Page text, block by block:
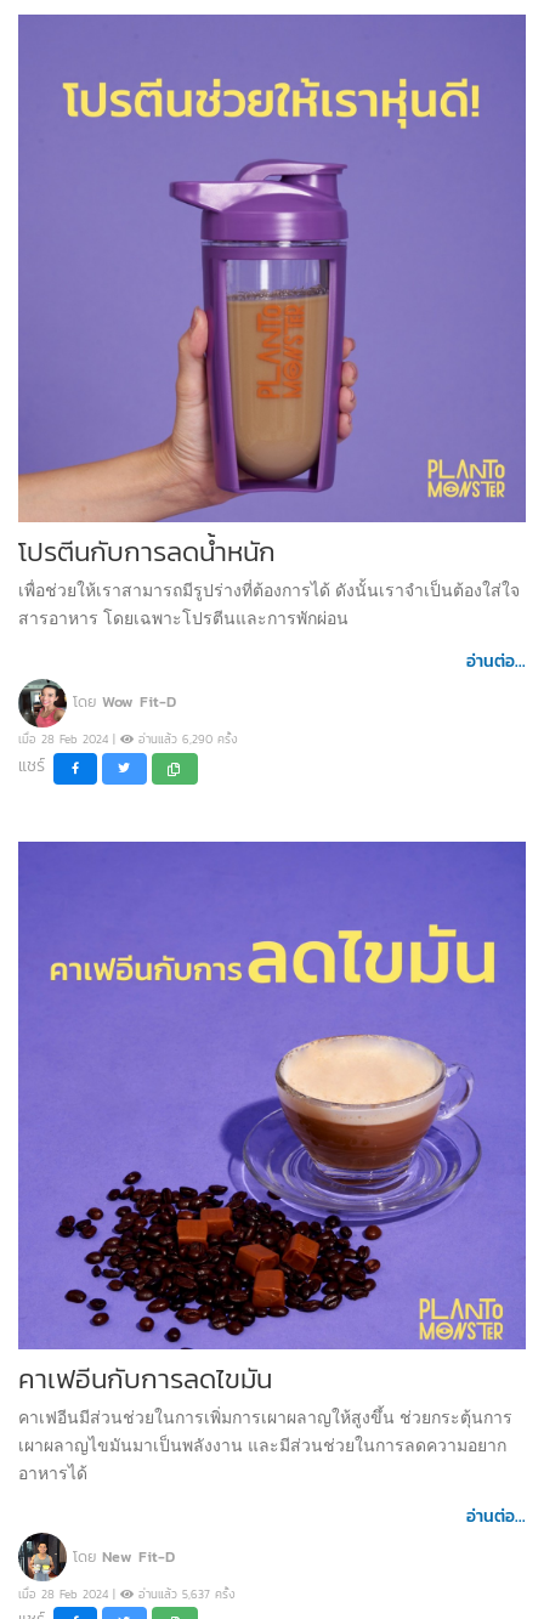
โปรตีนกับการลดน้ำหนัก
เพื่อช่วยให้เราสามารถมีรูปร่างที่ต้องการได้ ดังนั้นเราจำเป็นต้องใส่ใจ
สารอาหาร โดยเฉพาะโปรตีนและการพักผ่อน
อ่านต่อ...
โดย Wow Fit-D
เมื่อ 28 Feb 2024 | อ่านแล้ว 6,290 ครั้ง
แชร์
คาเฟอีนกับการลดไขมัน
คาเฟอีนมีส่วนช่วยในการเพิ่มการเผาผลาญให้สูงขึ้น ช่วยกระตุ้นการ
เผาผลาญไขมันมาเป็นพลังงาน และมีส่วนช่วยในการลดความอยาก
อาหารได้
อ่านต่อ...
โดย New Fit-D
เมื่อ 28 Feb 2024 | อ่านแล้ว 5,637 ครั้ง